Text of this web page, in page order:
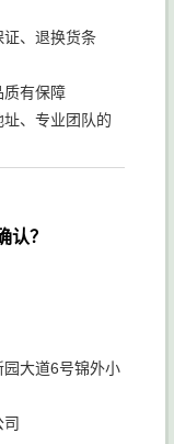
、退换货条
质有保障
、专业团队的
认？
园大道6号锦外小